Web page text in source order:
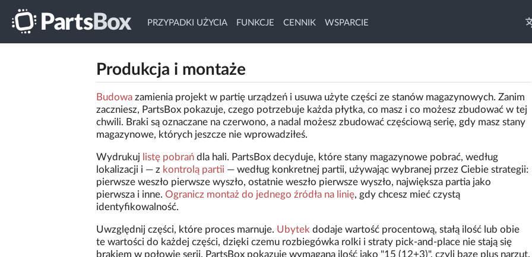
PRZYPADKI UŻYCIA FUNKCJE CENNIK WSPARCIE
Produkcja i montaże
Budowazamienia projekt w partię urządzeń i usuwa użyte części ze stanów magazynowych. Zanim
zaczniesz, PartsBox pokazuje, czego potrzebuje każda płytka, co masz i co możesz zbudować w tej
chwili. Braki są oznaczane na czerwono, a nadal możesz zbudować częściową serię, gdy masz stany
magazynowe, których jeszcze nie wprowadziłeś.
Wydrukuj listę pobrańdla hali. PartsBox decyduje, które stany magazynowe pobrać, według
lokalizacji i — z kontrolą partii — według konkretnej partii, używając wybranej przez Ciebie strategii:
pierwsze weszło pierwsze wyszło, ostatnie weszło pierwsze wyszło, największa partia jako
pierwsza i inne. Ogranicz montaż do jednego źródła na linię, gdy chcesz mieć czystą
identyfikowalność.
Uwzględnij części, które proces marnuje. Ubytek dodaje wartość procentową, stałą ilość lub obie
te wartości do każdej części, dzięki czemu rozbiegówka rolki i straty pick-and-place nie stają się
brakiem w połowie serii. PartsBox pokazuje wymaganą ilość jako "15 (12+3)", czyli bazę plus narzut.